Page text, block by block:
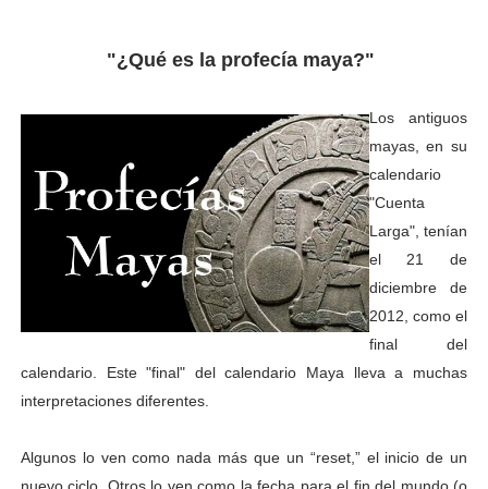
"¿Qué es la profecía maya?"
Los antiguos
mayas, en su
calendario
"Cuenta
Larga", tenían
el 21 de
diciembre de
2012, como el
final del
calendario. Este "final" del calendario Maya lleva a muchas
interpretaciones diferentes.
Algunos lo ven como nada más que un “reset,” el inicio de un
nuevo ciclo. Otros lo ven como la fecha para el fin del mundo (o